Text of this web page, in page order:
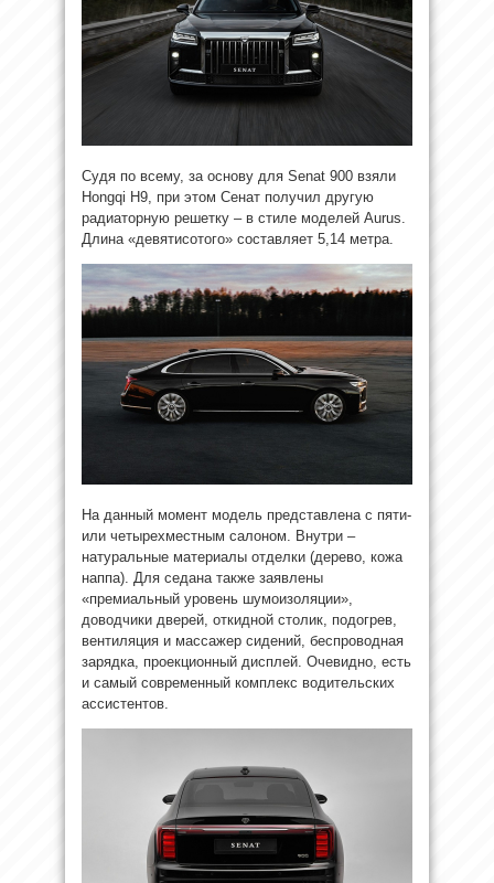
Судя по всему, за основу для Senat 900 взяли
Hongqi H9, при этом Сенат получил другую
радиаторную решетку – в стиле моделей Aurus.
Длина «девятисотого» составляет 5,14 метра.
На данный момент модель представлена с пяти-
или четырехместным салоном. Внутри –
натуральные материалы отделки (дерево, кожа
наппа). Для седана также заявлены
«премиальный уровень шумоизоляции»,
доводчики дверей, откидной столик, подогрев,
вентиляция и массажер сидений, беспроводная
зарядка, проекционный дисплей. Очевидно, есть
и самый современный комплекс водительских
ассистентов.